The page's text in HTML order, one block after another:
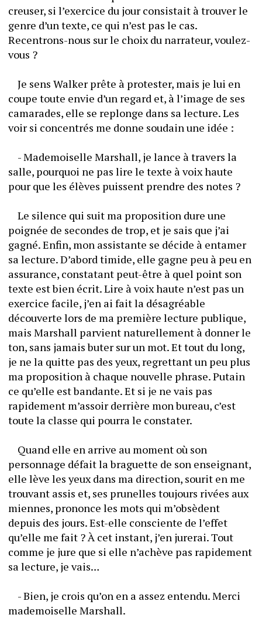
creuser, si l’exercice du jour consistait à trouver le
genre d’un texte, ce qui n’est pas le cas.
Recentrons-nous sur le choix du narrateur, voulez-
vous ?
	Je sens Walker prête à protester, mais je lui en
coupe toute envie d’un regard et, à l’image de ses
camarades, elle se replonge dans sa lecture. Les
voir si concentrés me donne soudain une idée :
	- Mademoiselle Marshall, je lance à travers la
salle, pourquoi ne pas lire le texte à voix haute
pour que les élèves puissent prendre des notes ?
	Le silence qui suit ma proposition dure une
poignée de secondes de trop, et je sais que j’ai
gagné. Enfin, mon assistante se décide à entamer
sa lecture. D’abord timide, elle gagne peu à peu en
assurance, constatant peut-être à quel point son
texte est bien écrit. Lire à voix haute n’est pas un
exercice facile, j’en ai fait la désagréable
découverte lors de ma première lecture publique,
mais Marshall parvient naturellement à donner le
ton, sans jamais buter sur un mot. Et tout du long,
je ne la quitte pas des yeux, regrettant un peu plus
ma proposition à chaque nouvelle phrase. Putain
ce qu’elle est bandante. Et si je ne vais pas
rapidement m’assoir derrière mon bureau, c’est
toute la classe qui pourra le constater.
	Quand elle en arrive au moment où son
personnage défait la braguette de son enseignant,
elle lève les yeux dans ma direction, sourit en me
trouvant assis et, ses prunelles toujours rivées aux
miennes, prononce les mots qui m’obsèdent
depuis des jours. Est-elle consciente de l’effet
qu’elle me fait ? À cet instant, j’en jurerai. Tout
comme je jure que si elle n’achève pas rapidement
sa lecture, je vais…
	- Bien, je crois qu’on en a assez entendu. Merci
mademoiselle Marshall.